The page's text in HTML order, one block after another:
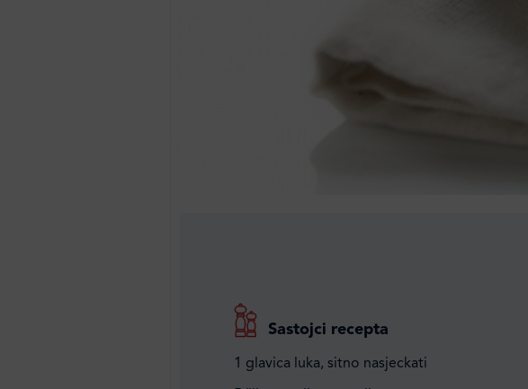
Sastojci recepta
1 glavica luka, sitno nasjeckati